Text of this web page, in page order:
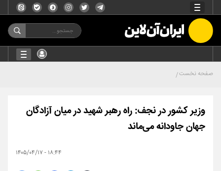
صفحه نخست
وزیر کشور در نجف: راه رهبر شهید در میان آزادگان
جهان جاودانه می‌ماند
۱۸:۴۴ - ۱۴۰۵/۰۴/۱۷